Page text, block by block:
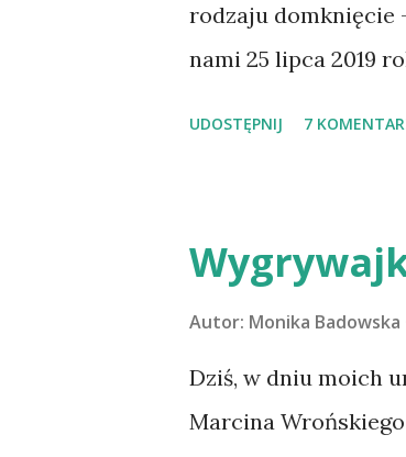
rodzaju domknięcie
nami 25 lipca 2019
przeczytacie TUTAJ
codzienności z
na wspólny jesienny
psica miała atak
UDOSTĘPNIJ 7
Autor: Monika Badowska
Dziś, w dniu moich
Marcina